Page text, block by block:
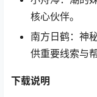
核心伙伴。
南方日鹤：神
供重要线索与帮
下载说明